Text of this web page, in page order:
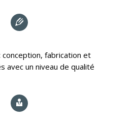
conception, fabrication et
avec un niveau de qualité